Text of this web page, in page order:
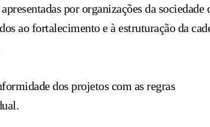
por organizações da sociedade
ao fortalecimento e à estruturação da
dos projetos com as regras